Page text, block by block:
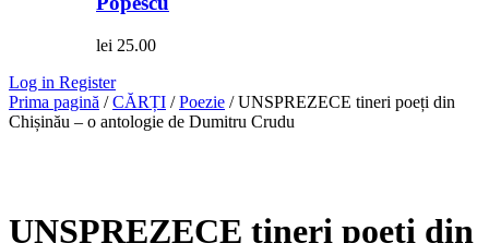
lei 25.00
Log in Register
Prima pagină /CĂRȚI /Poezie / UNSPREZECE tineri poeți din
Chișinău – o antologie de Dumitru Crudu
UNSPREZECE tineri poeți din